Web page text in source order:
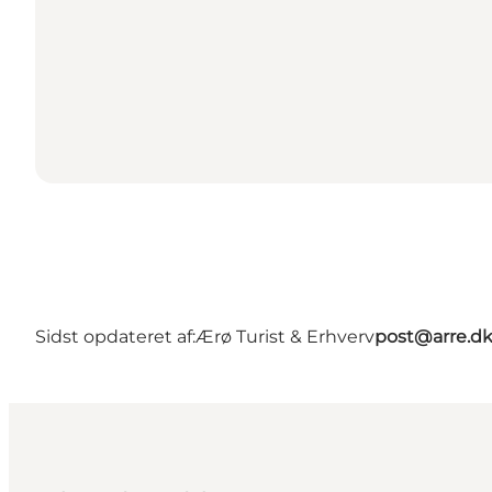
Sidst opdateret af:Ærø Turist & Erhvervpost@arre.dk